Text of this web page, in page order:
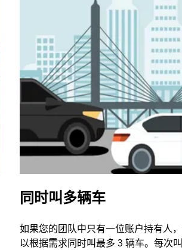
同时叫多辆车
如果您的团队中只有一位账户持有人
以根据需求同时叫最多 3 辆车。每次